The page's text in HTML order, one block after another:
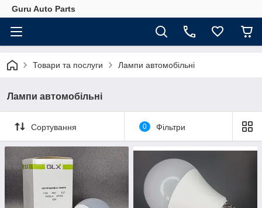
Guru Auto Parts
Товари та послуги Лампи автомобільні
Лампи автомобільні
Сортування 0 Фільтри